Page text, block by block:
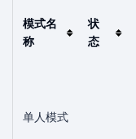
模式名
称
状
态
单人模式